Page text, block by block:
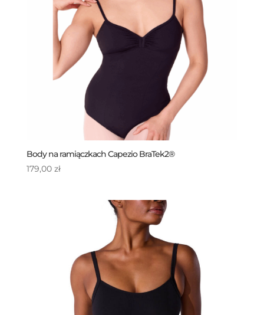
Body na ramiączkach Capezio BraTek2®
179,00 zł